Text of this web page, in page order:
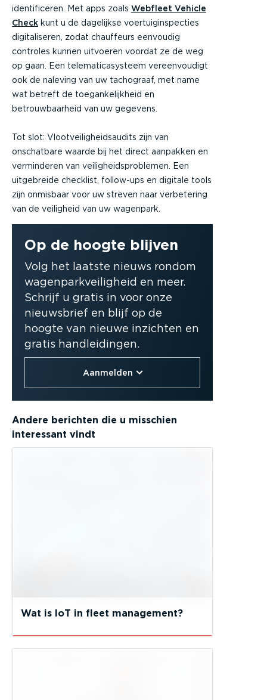
identificeren. Met apps zoals Webfleet Vehicle
Check kunt u de dagelijkse voertuiginspecties
digitaliseren, zodat chauffeurs eenvoudig
controles kunnen uitvoeren voordat ze de weg
op gaan. Een telematicasysteem vereenvoudigt
ook de naleving van uw tachograaf, met name
wat betreft de toegankelijkheid en
betrouwbaarheid van uw gegevens.
Tot slot: Vlootveiligheidsaudits zijn van
onschatbare waarde bij het direct aanpakken en
verminderen van veiligheidsproblemen. Een
uitgebreide checklist, follow-ups en digitale tools
zijn onmisbaar voor uw streven naar verbetering
van de veiligheid van uw wagenpark.
Op de hoogte blijven
Volg het laatste nieuws rondom
wagenparkveiligheid en meer.
Schrijf u gratis in voor onze
nieuwsbrief en blijf op de
hoogte van nieuwe inzichten en
gratis handleidingen.
Aanmelden
Andere berichten die u misschien
interessant vindt
Wat is IoT in fleet management?